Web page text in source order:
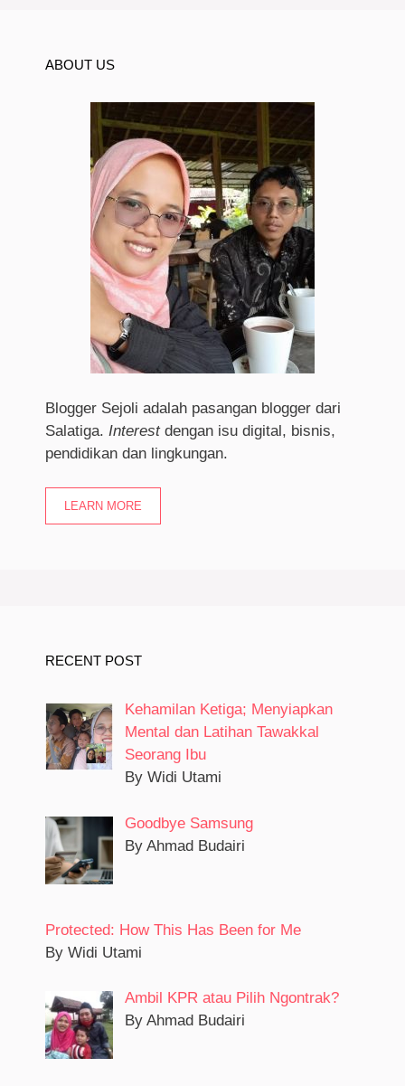
ABOUT US
Blogger Sejoli adalah pasangan blogger dari
Salatiga. Interestdengan isu digital, bisnis,
pendidikan dan lingkungan.
LEARN MORE
RECENT POST
Kehamilan Ketiga; Menyiapkan
Mental dan Latihan Tawakkal
Seorang Ibu
By Widi Utami
Goodbye Samsung
By Ahmad Budairi
Protected: How This Has Been for Me
By Widi Utami
Ambil KPR atau Pilih Ngontrak?
By Ahmad Budairi